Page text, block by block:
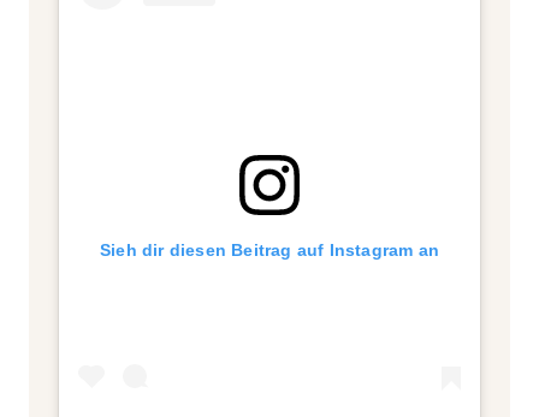
Sieh dir diesen Beitrag auf Instagram an